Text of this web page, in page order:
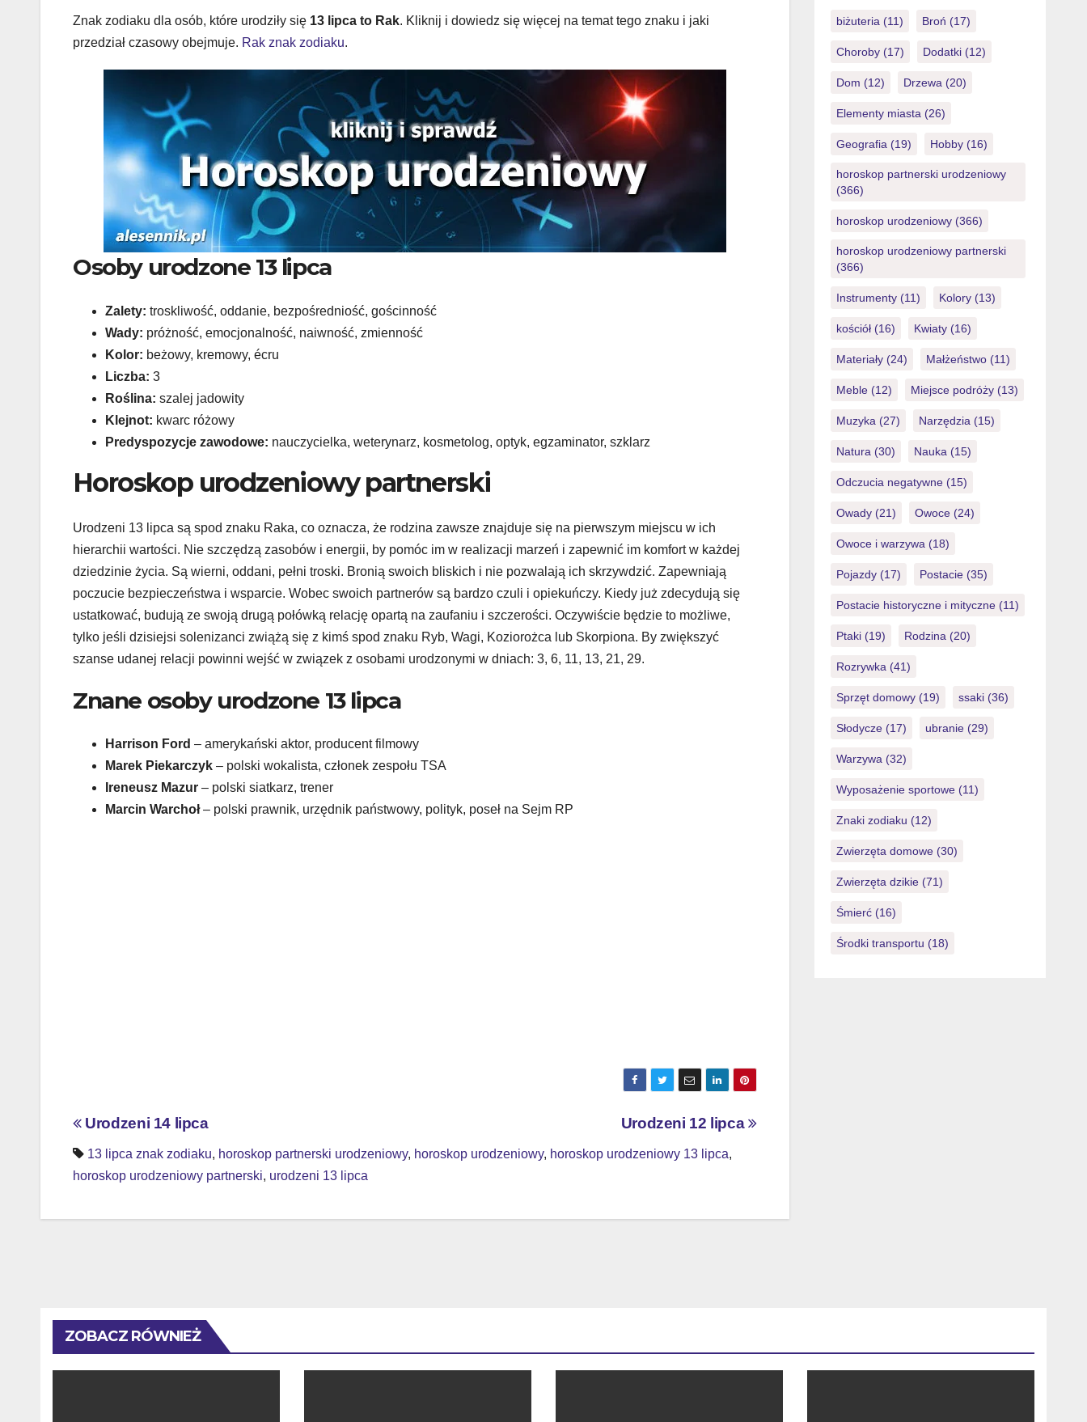
Znak zodiaku dla osób, które urodziły się 13 lipca to Rak. Kliknij i dowiedz się więcej na temat tego znaku i jaki
przedział czasowy obejmuje. Rak znak zodiaku.
Osoby urodzone 13 lipca
Zalety: troskliwość, oddanie, bezpośredniość, gościnność
Wady: próżność, emocjonalność, naiwność, zmienność
Kolor: beżowy, kremowy, écru
Liczba: 3
Roślina: szalej jadowity
Klejnot: kwarc różowy
Predyspozycje zawodowe: nauczycielka, weterynarz, kosmetolog, optyk, egzaminator, szklarz
Horoskop urodzeniowy partnerski
Urodzeni 13 lipca są spod znaku Raka, co oznacza, że rodzina zawsze znajduje się na pierwszym miejscu w ich
hierarchii wartości. Nie szczędzą zasobów i energii, by pomóc im w realizacji marzeń i zapewnić im komfort w każdej
dziedzinie życia. Są wierni, oddani, pełni troski. Bronią swoich bliskich i nie pozwalają ich skrzywdzić. Zapewniają
poczucie bezpieczeństwa i wsparcie. Wobec swoich partnerów są bardzo czuli i opiekuńczy. Kiedy już zdecydują się
ustatkować, budują ze swoją drugą połówką relację opartą na zaufaniu i szczerości. Oczywiście będzie to możliwe,
tylko jeśli dzisiejsi solenizanci zwiążą się z kimś spod znaku Ryb, Wagi, Koziorożca lub Skorpiona. By zwiększyć
szanse udanej relacji powinni wejść w związek z osobami urodzonymi w dniach: 3, 6, 11, 13, 21, 29.
Znane osoby urodzone 13 lipca
Harrison Ford – amerykański aktor, producent filmowy
Marek Piekarczyk – polski wokalista, członek zespołu TSA
Ireneusz Mazur – polski siatkarz, trener
Marcin Warchoł– polski prawnik, urzędnik państwowy, polityk, poseł na Sejm RP
Nawigacja
wpisu
Urodzeni 12 lipca
Urodzeni 14 lipca
13 lipca znak zodiaku, horoskop partnerski urodzeniowy, horoskop urodzeniowy, horoskop urodzeniowy 13 lipca,
horoskop urodzeniowy partnerski, urodzeni 13 lipca
biżuteria(11) Broń (17)
Choroby(17) Dodatki(12)
Dom (12) Drzewa(20)
Elementy miasta(26)
Geografia(19) Hobby(16)
horoskop partnerski urodzeniowy
(366)
horoskop urodzeniowy(366)
horoskop urodzeniowy partnerski
(366)
Instrumenty(11) Kolory(13)
kościół(16) Kwiaty(16)
Materiały(24) Małżeństwo(11)
Meble(12) Miejsce podróży(13)
Muzyka(27) Narzędzia(15)
Natura(30) Nauka(15)
Odczucia negatywne(15)
Owady(21) Owoce(24)
Owoce i warzywa(18)
Pojazdy(17) Postacie(35)
Postacie historyczne i mityczne(11)
Ptaki(19) Rodzina(20)
Rozrywka(41)
Sprzęt domowy(19) ssaki(36)
Słodycze(17) ubranie(29)
Warzywa(32)
Wyposażenie sportowe(11)
Znaki zodiaku (12)
Zwierzęta domowe(30)
Zwierzęta dzikie(71)
Śmierć(16)
Środki transportu (18)
ZOBACZ RÓWNIEŻ